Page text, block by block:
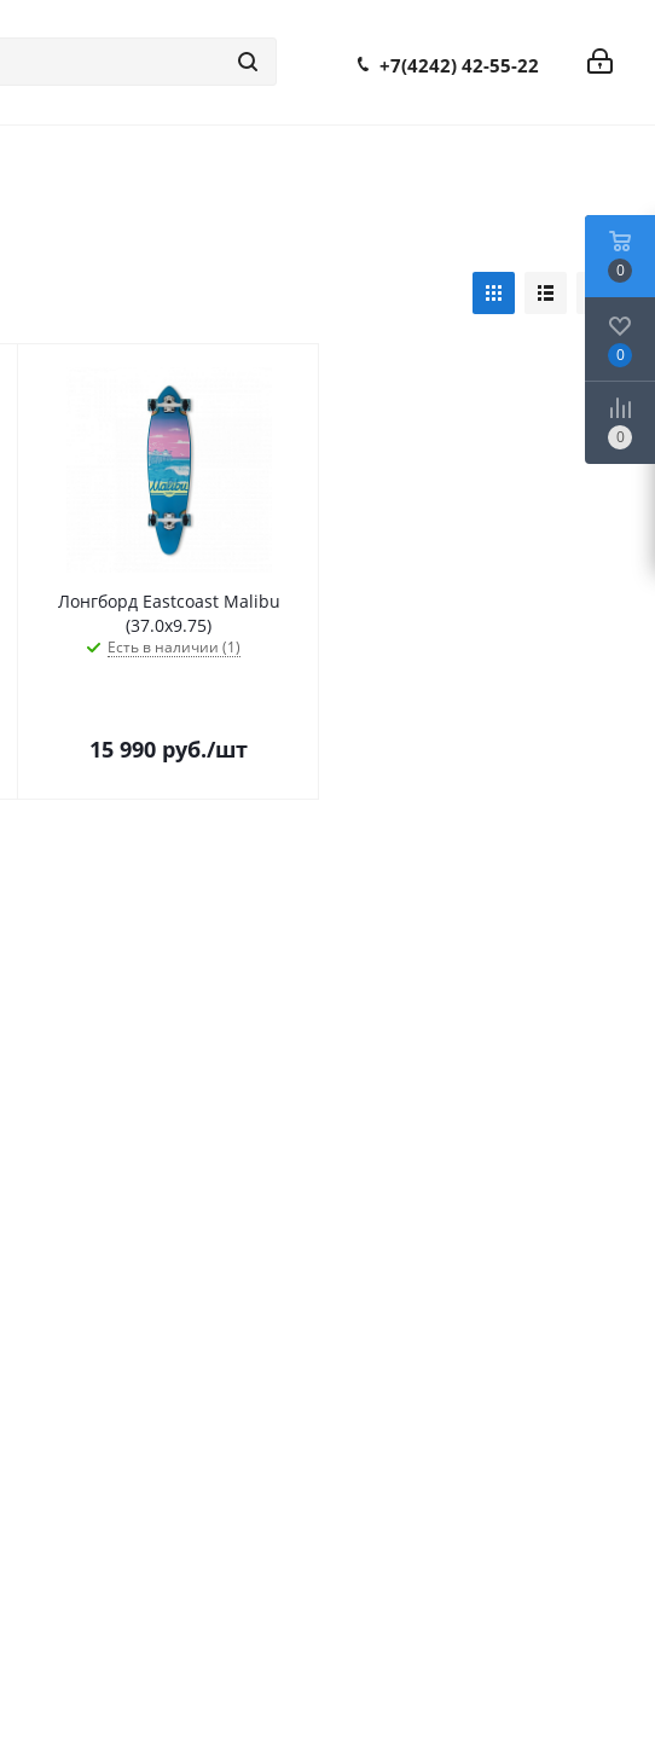
+7(4242) 42-55-22
Лонгборд Eastcoast Malibu
(37.0х9.75)
Есть в наличии (1)
15 990 руб./шт
0
0
0